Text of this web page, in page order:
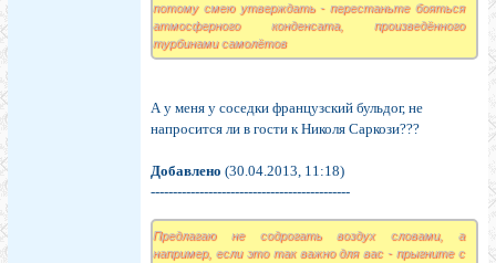
потому смею утверждать - перестаньте бояться
атмосферного конденсата, произведённого
турбинами самолётов
А у меня у соседки французский бульдог, не
напросится ли в гости к Николя Саркози???
Добавлено (30.04.2013, 11:18)
---------------------------------------------
Предлагаю не содрогать воздух словами, а
например, если это так важно для вас - прыгните с